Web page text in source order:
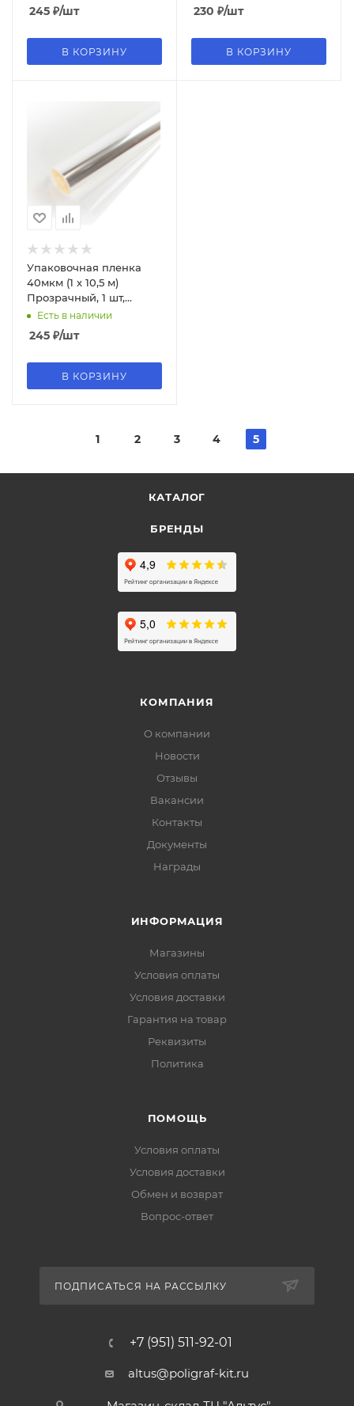
245 ₽/шт
В КОРЗИНУ
230 ₽/шт
В КОРЗИНУ
Упаковочная пленка
40мкм (1 х 10,5 м)
Прозрачный, 1 шт,
ПП400-100
Есть в наличии
245 ₽/шт
В КОРЗИНУ
1 2 3 4 5
КАТАЛОГ
БРЕНДЫ
КОМПАНИЯ
О компании
Новости
Отзывы
Вакансии
Контакты
Документы
Награды
ИНФОРМАЦИЯ
Магазины
Условия оплаты
Условия доставки
Гарантия на товар
Реквизиты
Политика
ПОМОЩЬ
Условия оплаты
Условия доставки
Обмен и возврат
Вопрос-ответ
ПОДПИСАТЬСЯ НА РАССЫЛКУ
+7 (951) 511-92-01
altus@poligraf-kit.ru